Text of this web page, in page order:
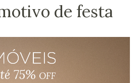
de festa